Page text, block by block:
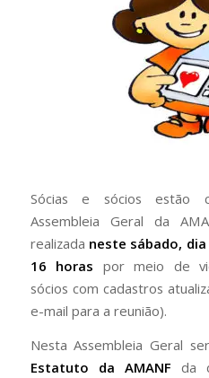
Sócias e sócios estão
Assembleia Geral da
realizada neste sábado,
16 horas por meio de
sócios com cadastros
e-mail para a reunião).
Nesta Assembleia Geral
Estatuto da AMANF da